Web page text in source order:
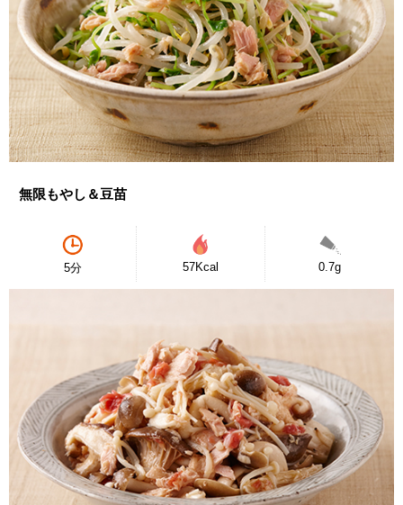
無限もやし＆豆苗
5分 57Kcal 0.7g